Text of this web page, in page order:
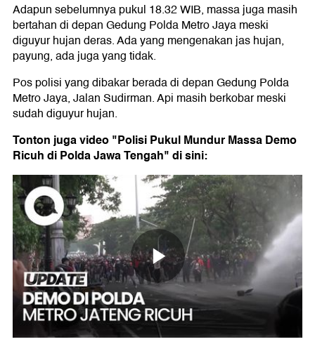
Adapun sebelumnya pukul 18.32 WIB, massa juga masih
bertahan di depan Gedung Polda Metro Jaya meski
diguyur hujan deras. Ada yang mengenakan jas hujan,
payung, ada juga yang tidak.
Pos polisi yang dibakar berada di depan Gedung Polda
Metro Jaya, Jalan Sudirman. Api masih berkobar meski
sudah diguyur hujan.
Tonton juga video "Polisi Pukul Mundur Massa Demo
Ricuh di Polda Jawa Tengah" di sini: